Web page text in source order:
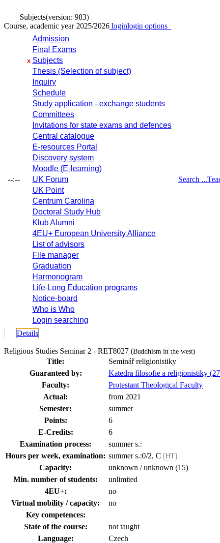
Subjects(version: 983)
Course, academic year 2025/2026 loginlogin options
--:--
Admission
Final Exams
x Subjects
Thesis (Selection of subject)
Inquiry
Schedule
Study application - exchange students
Committees
Invitations for state exams and defences
Central catalogue
E-resources Portal
Discovery system
Moodle (E-learning)
UK Forum
UK Point
Centrum Carolina
Doctoral Study Hub
Klub Alumni
4EU+ European University Alliance
List of advisors
File manager
Graduation
Harmonogram
Life-Long Education programs
Notice-board
Who is Who
Login searching
Search ...
Details
Religious Studies Seminar 2 - RET8027 (Buddhism in the west)
Title:
Seminář religionistiky
Guaranteed by:
Katedra filosofie a religionistiky
Faculty:
Protestant Theological Faculty
Actual:
from 2021
Semester:
summer
Points:
6
E-Credits:
6
Examination process:
summer s.:
Hours per week, examination: summer s.:0/2, C [HT]
Capacity:
unknown / unknown (15)
Min. number of students:
unlimited
4EU+:
no
Virtual mobility / capacity:
no
Key competences:
State of the course:
not taught
Language:
Czech